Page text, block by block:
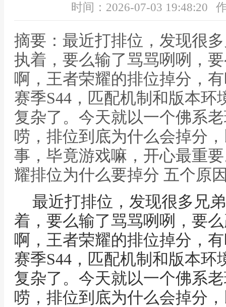
时间：2026-07-03 19:48:20
摘要：最近打排位，发现很
执着，要么输了骂骂咧咧，
啊，王者荣耀的排位掉分，
赛季S44，匹配机制和版本
复杂了。今天就以一个佛系
唠，排位到底为什么会掉分
事，毕竟游戏嘛，开心最重
耀排位为什么要掉分 五个原
最近打排位，发现很多兄
着，要么输了骂骂咧咧，要
啊，王者荣耀的排位掉分，
赛季S44，匹配机制和版本
复杂了。今天就以一个佛系
唠，排位到底为什么会掉分